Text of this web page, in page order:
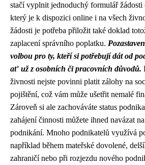
stačí vyplnit jednoduchý formulář žádosti
který je k dispozici online i na všech
žádosti je potřeba přiložit také doklad
zaplacení správního poplatku.
volbou pro ty, kteří si potřebují dát od
ať už z osobních či pracovních důvodů.
živnosti nejste povinni platit zálohy na
pojištění, což vám může ušetřit nemalé
Zároveň si ale zachováváte status
zahájení činnosti můžete ihned navázat
podnikání. Mnoho podnikatelů využívá
například během mateřské dovolené,
zahraničí nebo při rozjezdu nového